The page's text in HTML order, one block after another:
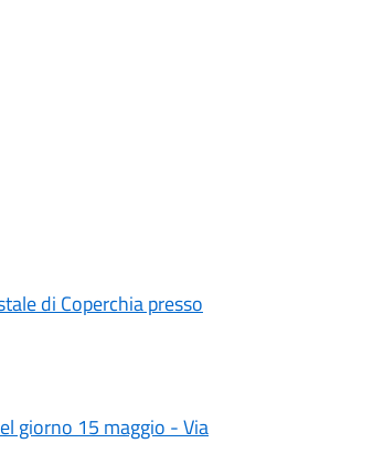
di Coperchia presso
giorno 15 maggio - Via